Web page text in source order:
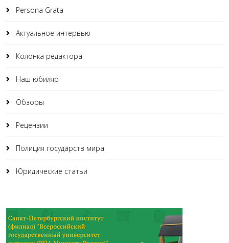
Persona Grata
Актуальное интервью
Колонка редактора
Наш юбиляр
Обзоры
Рецензии
Полиция государств мира
Юридические статьи